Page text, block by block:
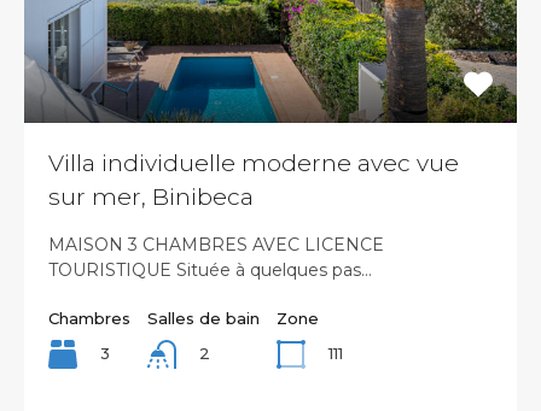
Villa individuelle moderne avec vue
sur mer, Binibeca
MAISON 3 CHAMBRES AVEC LICENCE
TOURISTIQUE Située à quelques pas…
Chambres
3
Salles de bain
2
Zone
111